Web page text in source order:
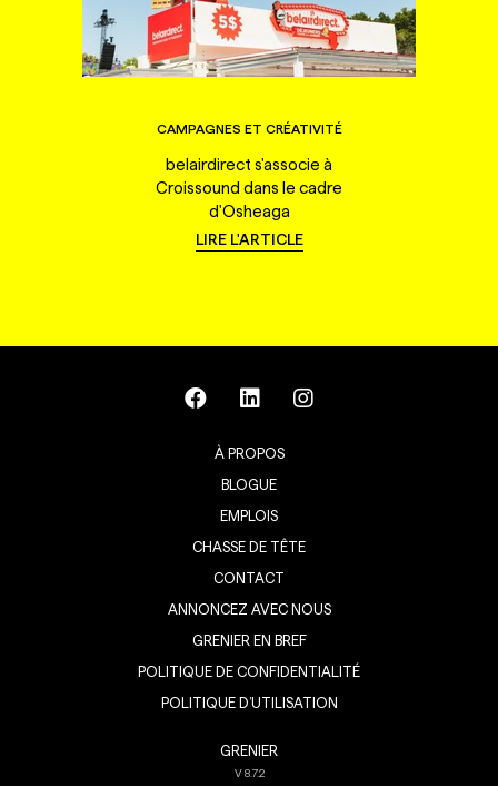
CAMPAGNES ET CRÉATIVITÉ
belairdirect s'associe à
Croissound dans le cadre
d'Osheaga
LIRE L'ARTICLE
À PROPOS
BLOGUE
EMPLOIS
CHASSE DE TÊTE
CONTACT
ANNONCEZ AVEC NOUS
GRENIER EN BREF
POLITIQUE DE CONFIDENTIALITÉ
POLITIQUE D’UTILISATION
GRENIER
V8.7.2